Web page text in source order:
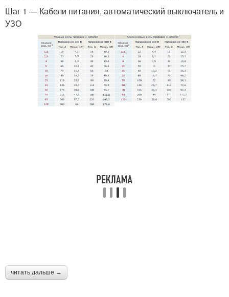
Шаг 1 — Кабели питания, автоматический выключатель и
УЗО
читать дальше →